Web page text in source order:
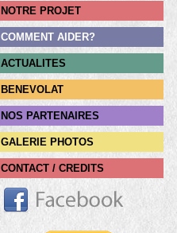
NOTRE PROJET
COMMENT AIDER?
ACTUALITES
BENEVOLAT
NOS PARTENAIRES
GALERIE PHOTOS
CONTACT / CREDITS